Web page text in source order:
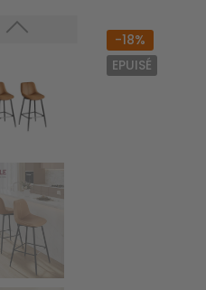
-18%
EPUISÉ